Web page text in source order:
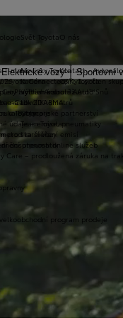
Elektrické vozy Sportovní
zimních kol
na rok ZDARMA
Extracare
pro starší vozy
pneumatik
Care – prodloužená záruka na
program prodeje
T-mate
Toyota Connected/MyToyota
CarPlay™ a Android Auto™
e-Call
u Toyoty
údaje – emise, pneumatiky
metodika měření emisí
dosutpnosti online služeb
Svět Toyota
Novinky Toyota
Kariéra
Výtvarná soutěž Auto Snů
Lovci Kilometrů
Olympijské partnerství
Team Toyota
Kontakt -
C&K, a.s. člen